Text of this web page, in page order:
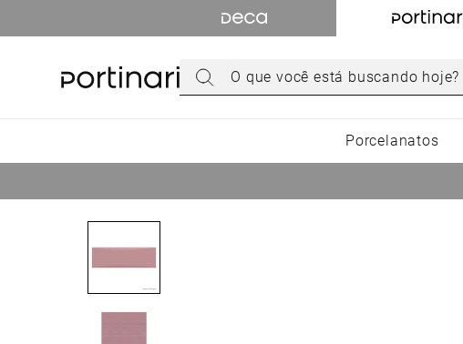
O que você está buscando hoje?
Porcelanatos
cuba
toalheiro